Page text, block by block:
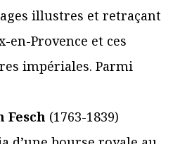
illustres et retraçant
en-Provence et ces
impériales. Parmi
Fesch (1763-1839)